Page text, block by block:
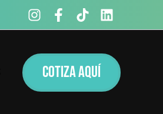
COTIZA AQUÍ